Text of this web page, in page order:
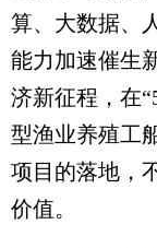
算、大数据、
能力加速催生
济新征程，在
型渔业养殖工
项目的落地，
价值。